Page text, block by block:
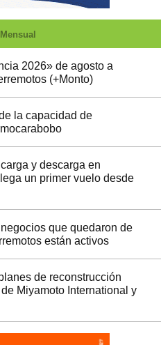
Mensual
2026» de agosto a
(+Monto)
la capacidad de
y descarga en
un primer vuelo desde
que quedaron de
están activos
de reconstrucción
Miyamoto International y